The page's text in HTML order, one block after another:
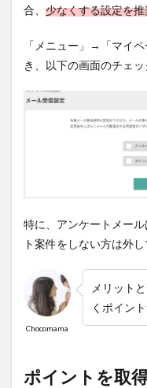
合、 少なくする設定を推
「メニュー」→「マイ
き、以下の画面のチェッ
特に、アンケートメー
ト案件をしない方は外
Chocomama
メリット
くポイン
ポイントを取